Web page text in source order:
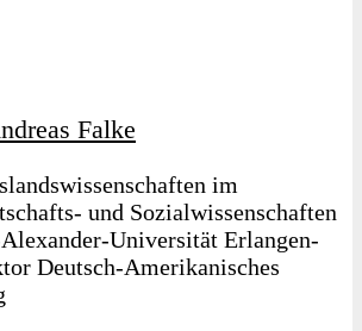
Falke
im
und Sozialwissenschaften
Universität Erlangen-
Deutsch-Amerikanisches